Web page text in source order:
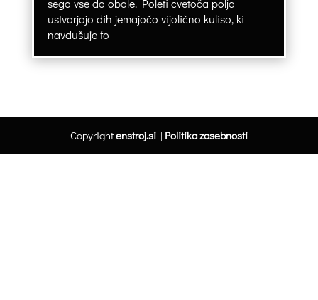
sega vse do obale. Poleti cvetoča polja
ustvarjajo dih jemajočo vijolično kuliso, ki
navdušuje fo
Copyrightenstroj.si| Politika zasebnosti